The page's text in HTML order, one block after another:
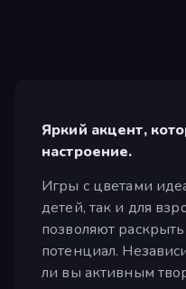
Яркий акцент,
настроение.
Игры с цветами
детей, так и для
позволяют
потенциал.
ли вы активным